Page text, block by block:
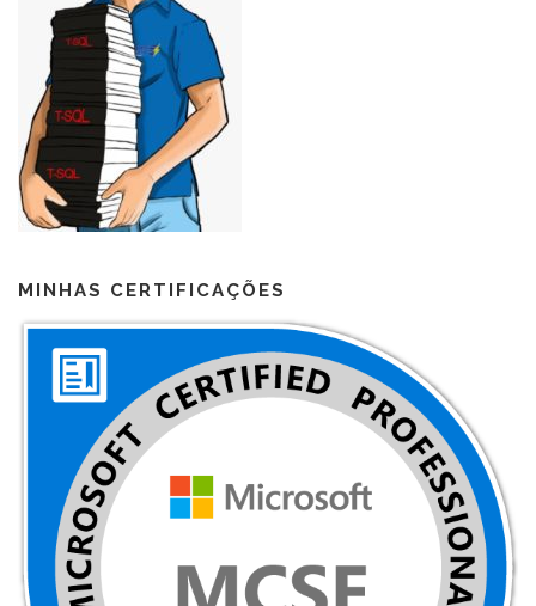
MINHAS CERTIFICAÇÕES